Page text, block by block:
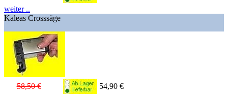
weiter ..
Kaleas Crosssäge
58,50 €
54,90 €